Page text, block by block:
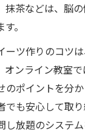
抹茶などは、脳
。
ーツ作りのコツ
オンライン教室
のポイントを分
でも安心して取
し放題のシステ